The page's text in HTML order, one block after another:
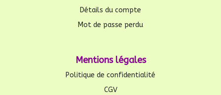
Détails du compte
Mot de passe perdu
Mentions légales
Politique de confidentialité
CGV